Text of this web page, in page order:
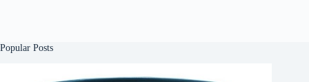
Popular Posts